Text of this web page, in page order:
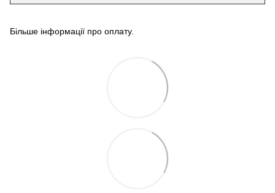
Більше інформації про оплату.